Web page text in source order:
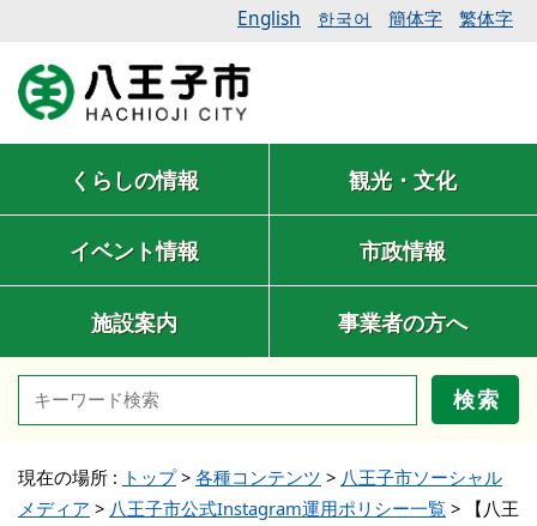
English 한국어 簡体字 繁体字
くらしの情報 観光・文化
イベント情報 市政情報
施設案内 事業者の方へ
検索
現在の場所 : トップ> 各種コンテンツ > 八王子市ソーシャル
メディア > 八王子市公式Instagram運用ポリシー一覧 >
【八王